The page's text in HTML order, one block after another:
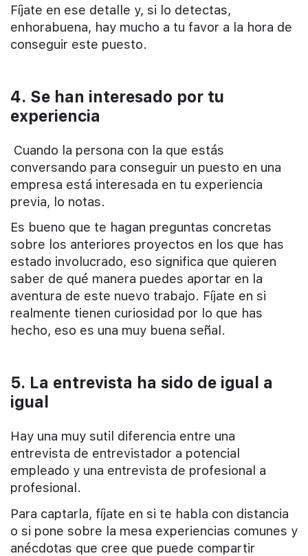
Fíjate en ese detalle y, si lo detectas,
enhorabuena, hay mucho a tu favor a la hora de
conseguir este puesto.
4. Se han interesado por tu
experiencia
Cuando la persona con la que estás
conversando para conseguir un puesto en una
empresa está interesada en tu experiencia
previa, lo notas.
Es bueno que te hagan preguntas concretas
sobre los anteriores proyectos en los que has
estado involucrado, eso significa que quieren
saber de qué manera puedes aportar en la
aventura de este nuevo trabajo. Fíjate en si
realmente tienen curiosidad por lo que has
hecho, eso es una muy buena señal.
5. La entrevista ha sido de igual a
igual
Hay una muy sutil diferencia entre una
entrevista de entrevistador a potencial
empleado y una entrevista de profesional a
profesional.
Para captarla, fíjate en si te habla con distancia
o si pone sobre la mesa experiencias comunes y
anécdotas que cree que puede compartir